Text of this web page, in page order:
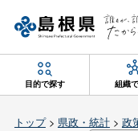
目的で探す 組織
トップ> 県政・統計> 政